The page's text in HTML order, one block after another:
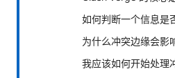
如何判断一个信息是
为什么冲突边缘会影
我应该如何开始处理